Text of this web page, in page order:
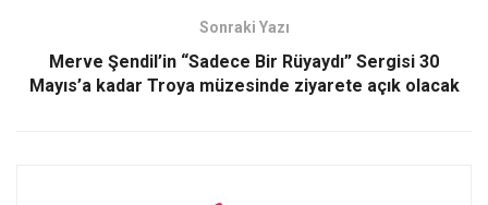
k
n
Sonraki Yazı
Merve Şendil’in “Sadece Bir Rüyaydı” Sergisi 30
Mayıs’a kadar Troya müzesinde ziyarete açık olacak